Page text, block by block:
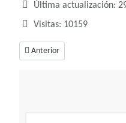
Última actualización:
Visitas: 10159
Artículo anterior: Soñar con
Anterior